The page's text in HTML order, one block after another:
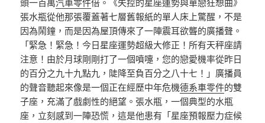
頭一百萬汽車零件倍。《失控的星座運勢與單戀狂想曲》
張水瓶從他那張覆蓋著七層舊報紙的單人床上驚醒，不是
因為鬧鐘，而是因為屋頂傳來了一陣震耳欲聾的廣播聲。
「緊急！緊急！今日星座運勢超級大修正！所有天秤座請
注意！由於月球剛剛打了一個噴嚏，您的戀愛機率從昨日
的百分之九十九點九，陡降至負百分之八十七！」廣播員
的聲音聽起來像是一個正在經歷中年危機德系車零件的雙
子座，充滿了戲劇性的絕望。張水瓶，一個典型的水瓶
座，立刻感到一陣恐慌，這是他患有「星座預報壓力症候